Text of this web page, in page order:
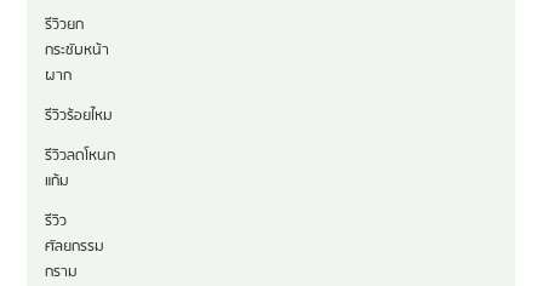
รีวิวยก
กระชับหน้า
ผาก
รีวิวร้อยไหม
รีวิวลดโหนก
แก้ม
รีวิว
ศัลยกรรม
กราม